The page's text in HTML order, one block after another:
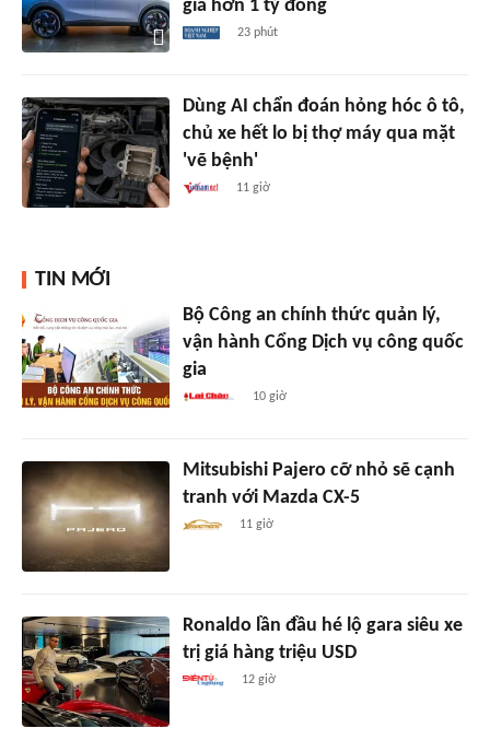
giá hơn 1 tỷ đồng
23 phút
Dùng AI chẩn đoán hỏng hóc ô tô,
chủ xe hết lo bị thợ máy qua mặt
'vẽ bệnh'
11 giờ
TIN MỚI
Bộ Công an chính thức quản lý,
vận hành Cổng Dịch vụ công quốc
gia
10 giờ
Mitsubishi Pajero cỡ nhỏ sẽ cạnh
tranh với Mazda CX-5
11 giờ
Ronaldo lần đầu hé lộ gara siêu xe
trị giá hàng triệu USD
12 giờ